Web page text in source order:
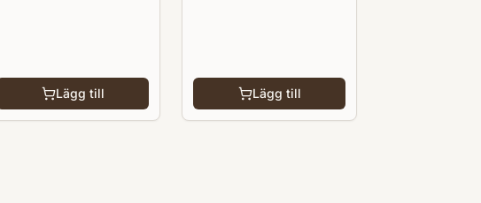
Lägg till Lägg till